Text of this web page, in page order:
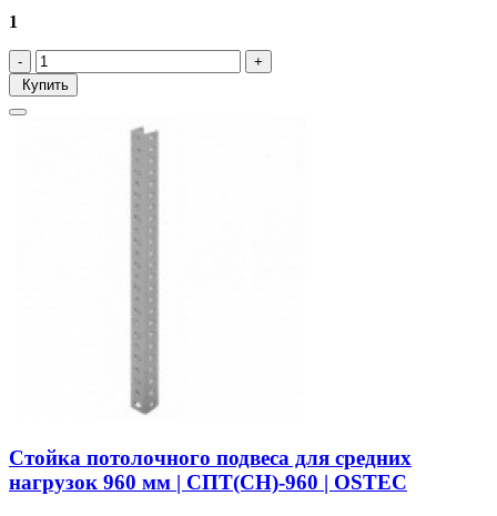
1
Купить
Стойка потолочного подвеса для средних
нагрузок 960 мм | СПТ(СН)-960 | OSTEC